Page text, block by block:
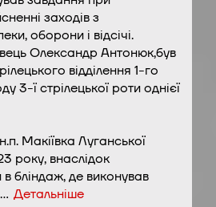
заходів з
оборони і відсічі.
Олександр Антонюк,був
відділення 1-го
3-ї стрілецької роти однієї
Макіївка Луганської
року, внаслідок
бліндаж, де виконував
Детальніше